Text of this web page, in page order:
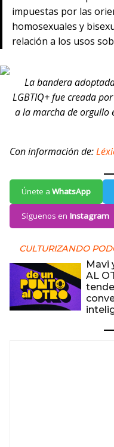
impuestas por las
homosexuales y
relación a los usos
La bandera
LGBTIQ+ fue creada
a la marcha de orgullo
Con información de:
Únete a WhatsApp
Síguenos en Instagram
CULTURIZANDO
Mavi
AL